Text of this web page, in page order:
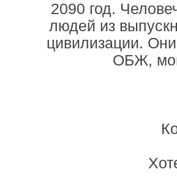
2090 год.
людей из
цивилизации.
ОБЖ,